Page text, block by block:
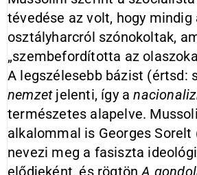
tévedése az volt, hogy mindig
osztályharcról szónokoltak,
„szembefordította az
A legszélesebb bázist (értsd:
nemzetjelenti, így a
természetes alapelve.
alkalommal is Georges Sorelt
nevezi meg a fasiszta
elődjeként, és rögtönA